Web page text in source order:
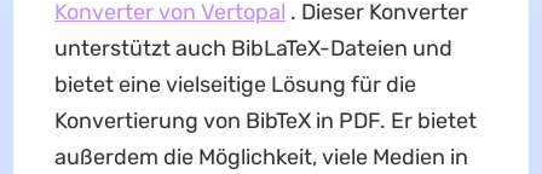
Konverter von Vertopal . Dieser Konverter
unterstützt auch BibLaTeX-Dateien und
bietet eine vielseitige Lösung für die
Konvertierung von BibTeX in PDF. Er bietet
außerdem die Möglichkeit, viele Medien in